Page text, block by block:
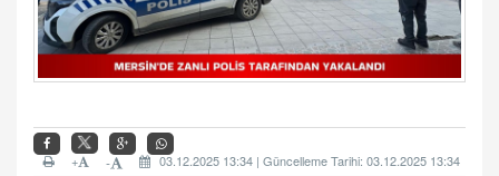
03.12.2025 13:34 | Güncelleme Tarihi: 03.12.2025 13:34
-
+